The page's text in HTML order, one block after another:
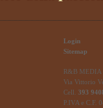
Login
Sitemap
R&B MEDIA
Via Vittorio
Cell. 393
P.IVA e C.F.